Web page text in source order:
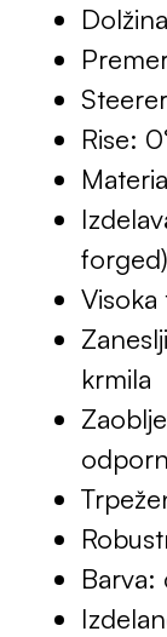
Rise:
forged)
krmila
Barva: